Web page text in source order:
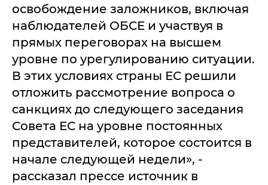
освобождение заложников, включая
наблюдателей ОБСЕ и участвуя в
прямых переговорах на высшем
уровне по урегулированию ситуации.
В этих условиях страны ЕС решили
отложить рассмотрение вопроса о
санкциях до следующего заседания
Совета ЕС на уровне постоянных
представителей, которое состоится в
начале следующей недели», -
рассказал прессе источник в